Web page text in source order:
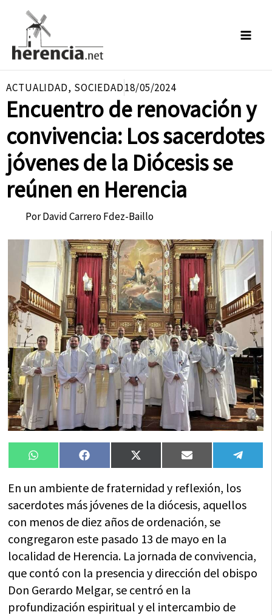
contenido
ACTUALIDAD, SOCIEDAD18/05/2024
Encuentro de renovación y
convivencia: Los sacerdotes
jóvenes de la Diócesis se
reúnen en Herencia
PorDavid Carrero Fdez-Baillo
Compartir
en
WhatsAppCompartir
en
FacebookCompartir
en
X
(Twitter)
Compartir
en
Email
en
En un ambiente de fraternidad y reflexión, los
sacerdotes más jóvenes de la diócesis, aquellos
con menos de diez años de ordenación, se
congregaron este pasado 13 de mayo en la
localidad de Herencia. La jornada de convivencia,
que contó con la presencia y dirección del obispo
Don Gerardo Melgar, se centró en la
profundización espiritual y el intercambio de